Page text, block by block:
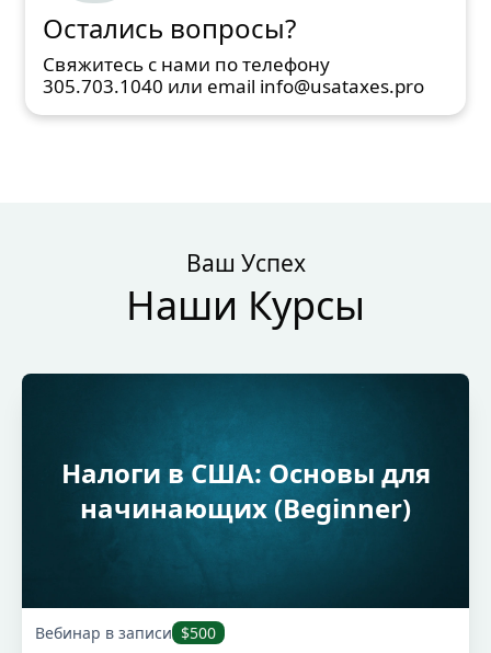
Остались вопросы?
Свяжитесь с нами по телефону
305.703.1040 или email info@usataxes.pro
Ваш Успех
Наши Курсы
Налоги в США: Основы для
начинающих (Beginner)
Вебинар в записи $500